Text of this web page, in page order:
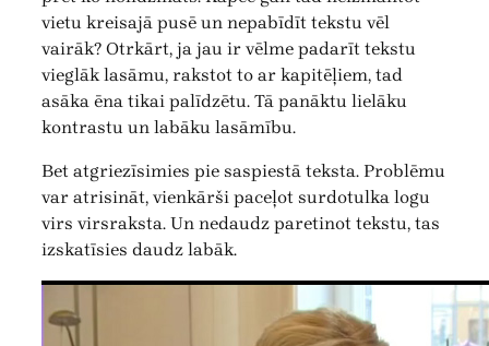
vietu kreisajā pusē un nepabīdīt tekstu vēl
vairāk? Otrkārt, ja jau ir vēlme padarīt tekstu
vieglāk lasāmu, rakstot to ar kapitēļiem, tad
asāka ēna tikai palīdzētu. Tā panāktu lielāku
kontrastu un labāku lasāmību.
Bet atgriezīsimies pie saspiestā teksta. Problēmu
var atrisināt, vienkārši paceļot surdotulka logu
virs virsraksta. Un nedaudz paretinot tekstu, tas
izskatīsies daudz labāk.